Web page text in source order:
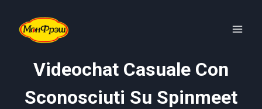
content
Videochat Casuale Con
Sconosciuti Su Spinmeet